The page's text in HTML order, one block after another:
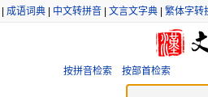
成语词典 中文转拼音 文言文字典 繁体字转
按拼音检索 按部首检索